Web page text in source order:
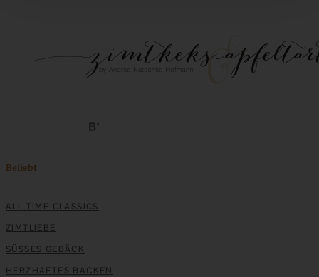
Beliebt
ALL TIME CLASSICS
ZIMTLIEBE
SÜSSES GEBÄCK
HERZHAFTES BACKEN